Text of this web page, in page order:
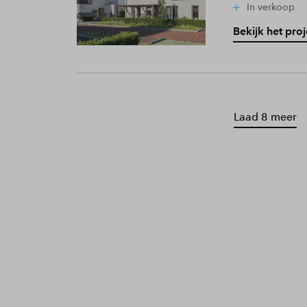
In verkoop
Bekijk het
Laad 8 meer